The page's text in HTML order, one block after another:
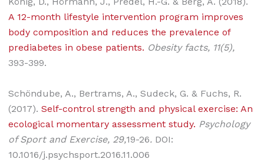
A 12-month lifestyle intervention program improves
body composition and reduces the prevalence of
prediabetes in obese patients. Obesity facts, 11(5),
393-399.
Schöndube, A., Bertrams, A., Sudeck, G. & Fuchs, R.
(2017). Self-control strength and physical exercise: An
ecological momentary assessment study. Psychology
of Sport and Exercise, 29,19-26. DOI:
10.1016/j.psychsport.2016.11.006